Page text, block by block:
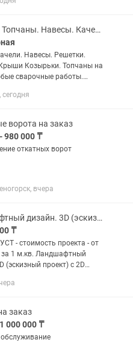
Вороты. Топчаны. Навесы. Качели. Беседки. Покраска ворот.Сварочные работы.
Навесы. Решетки.
Козырьки. Топчаны на
сварочные работы.
ворот.Крыш
ворота на заказ
980 000 ₸
откатных ворот
вчера
Ландшафтный дизайн. 3D (эскизный проект) с 2D чертежами и схемами.
₸
- стоимость проекта - от
Ландшафтный
проект) с 2D
с разбивкой по зонам
заказ
000 000 ₸